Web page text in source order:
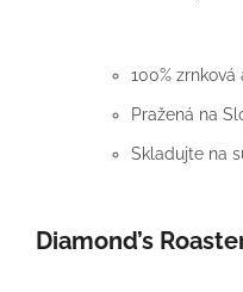
100% zrnková
Pražená na
Skladujte na
Diamond’s